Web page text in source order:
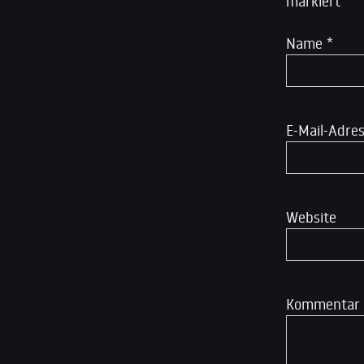
Kommentar
Name *
E-Mail-
Website